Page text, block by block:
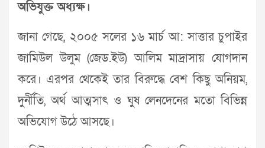
অভিযুক্ত অধ্যক্ষ।
জানা গেছে, ২০০৫ সলের ১৬ মার্চ আ: সাত্তার চুপাইর
জামিউল উলুম (জেড.ইউ) আলিম মাদ্রাসায় যোগদান
করে। এরপর থেকেই তার বিরুদ্ধে বেশ কিছু অনিয়ম,
দুর্নীতি, অর্থ আত্মসাৎ ও ঘুষ লেনদেনের মতো বিভিন্ন
অভিযোগ উঠে আসছে।